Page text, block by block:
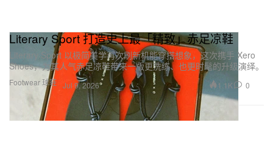
Footwear 球鞋
Literary Sport 打造史上最「精致」赤足凉鞋
Literary Sport 以极简美学再次刷新机能穿搭想象，这次携手 Xero
Shoes，为其人气赤足凉鞋带来一版更洗练、也更时髦的升级演绎。
Jul 9, 2026 1.1K 0